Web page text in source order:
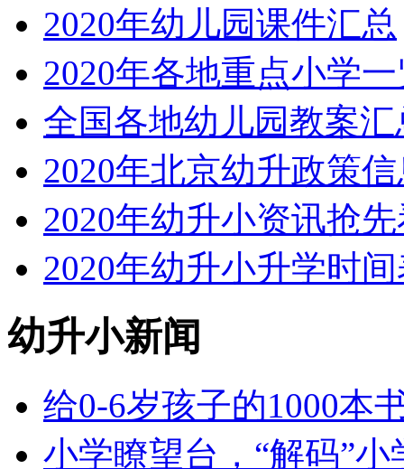
2020年幼儿园课件汇总
2020年各地重点小学
全国各地幼儿园教案汇
2020年北京幼升政策
2020年幼升小资讯抢
2020年幼升小升学时
幼升小新闻
给0-6岁孩子的1000本
小学瞭望台，“解码”